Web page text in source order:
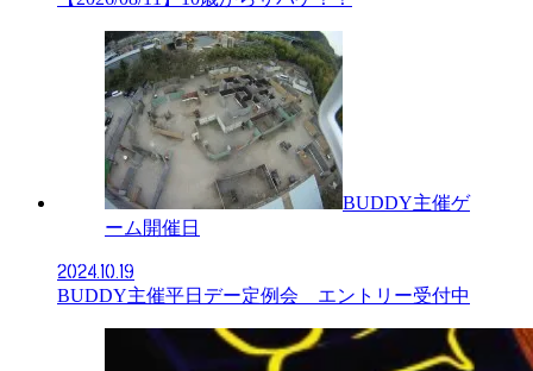
BUDDY主催ゲ
ーム開催日
2024.10.19
BUDDY主催平日デー定例会 エントリー受付中